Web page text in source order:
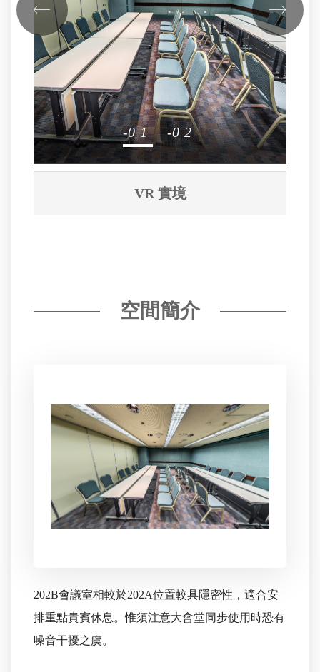
1 2
VR 實境
空間簡介
202B會議室相較於202A位置較具隱密性，適合安
排重點貴賓休息。惟須注意大會堂同步使用時恐有
噪音干擾之虞。